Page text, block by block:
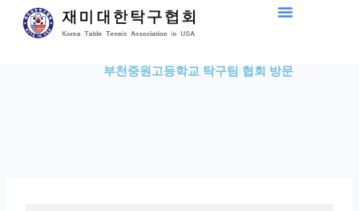
부천중원고등학교 탁구팀 협회 방문